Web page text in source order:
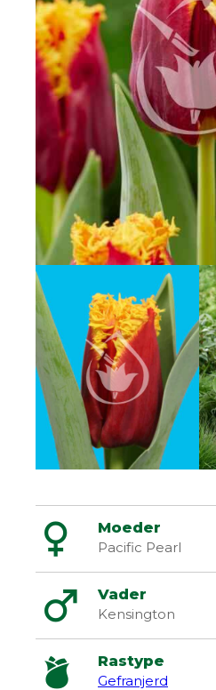
Moeder
Pacific Pearl
Vader
Kensington
Rastype
Gefranjerd